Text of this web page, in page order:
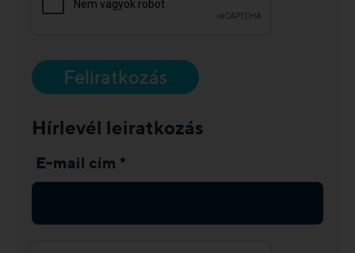
Feliratkozás
Hírlevél leiratkozás
E-mail cím *